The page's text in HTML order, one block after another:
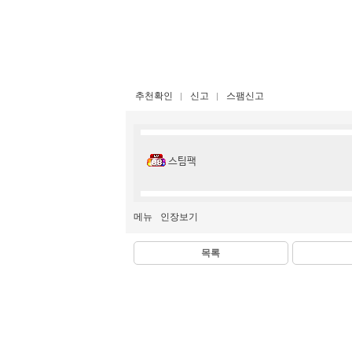
추천확인 신고 스팸신고
스팀팩
메뉴 인장보기
목록